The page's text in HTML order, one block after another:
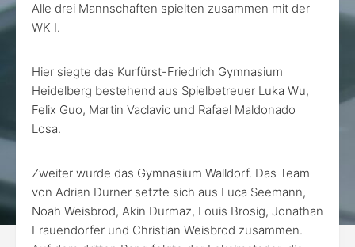
Alle drei Mannschaften spielten zusammen mit der
WK I.
Hier siegte das Kurfürst-Friedrich Gymnasium
Heidelberg bestehend aus Spielbetreuer Luka Wu,
Felix Guo, Martin Vaclavic und Rafael Maldonado
Losa.
Zweiter wurde das Gymnasium Walldorf. Das Team
von Adrian Durner setzte sich aus Luca Seemann,
Noah Weisbrod, Akin Durmaz, Louis Brosig, Jonathan
Frauendorfer und Christian Weisbrod zusammen.